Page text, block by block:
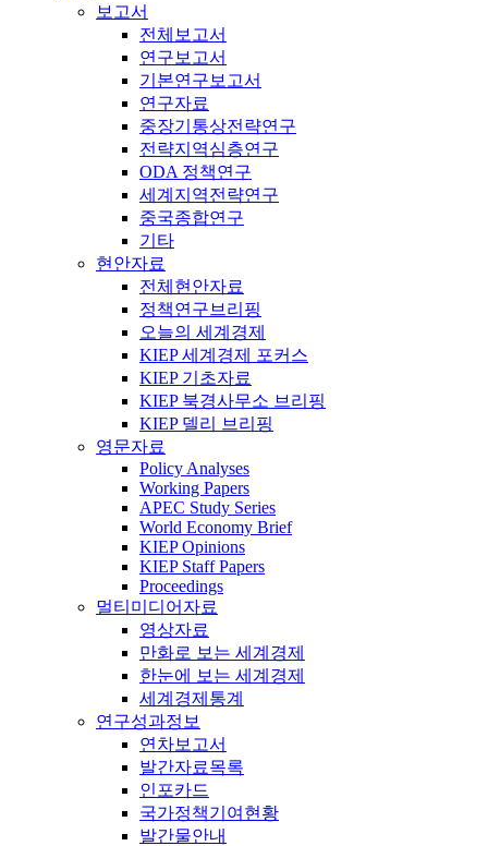
보고서
전체보고서
연구보고서
기본연구보고서
연구자료
중장기통상전략연구
전략지역심층연구
ODA 정책연구
세계지역전략연구
중국종합연구
기타
현안자료
전체현안자료
정책연구브리핑
오늘의 세계경제
KIEP 세계경제 포커스
KIEP 기초자료
KIEP 북경사무소 브리핑
KIEP 델리 브리핑
영문자료
Policy Analyses
Working Papers
APEC Study Series
World Economy Brief
KIEP Opinions
KIEP Staff Papers
Proceedings
멀티미디어자료
영상자료
만화로 보는 세계경제
한눈에 보는 세계경제
세계경제통계
연구성과정보
연차보고서
발간자료목록
인포카드
국가정책기여현황
발간물안내